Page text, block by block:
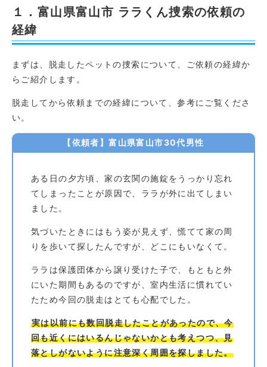
１．富山県富山市 ララくん捜索の依頼の
経緯
まずは、脱走したペットの捜索について、ご依頼の経緯か
らご紹介します。
脱走してから依頼までの経緯について、参考にご覧くださ
い。
【依頼者】富山県富山市30代男性
ある日の夕方頃、家の玄関の施錠をうっかり忘れ
てしまったことが原因で、ララが外に出てしまい
ました。
気づいたときにはもう姿が見えず、慌てて家の周
りを歩いて探したんですが、どこにもいなくて。
ララは保護団体から譲り受けた子で、もともと外
にいた期間もあるのですが、室内生活に慣れてい
たため今回の脱走はとても心配でした。
実は以前にも数回脱走したことがあったので、今
回も近くにはいるんじゃないかとも考えつつ、見
落としがないように注意深く周囲を探しました。